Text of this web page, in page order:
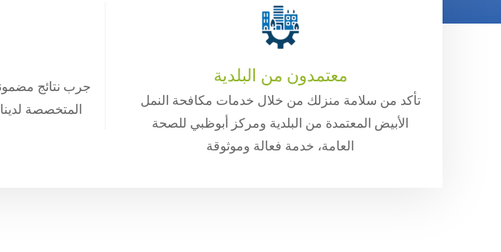
معتمدون من البلدية
تأكد من سلامة منزلك من خلال خدمات مكافحة النمل
الأبيض المعتمدة من البلدية ومركز أبوظبي للصحة
العامة، خدمة فعالة وموثوقة
جرب نتائج
المتخصصة